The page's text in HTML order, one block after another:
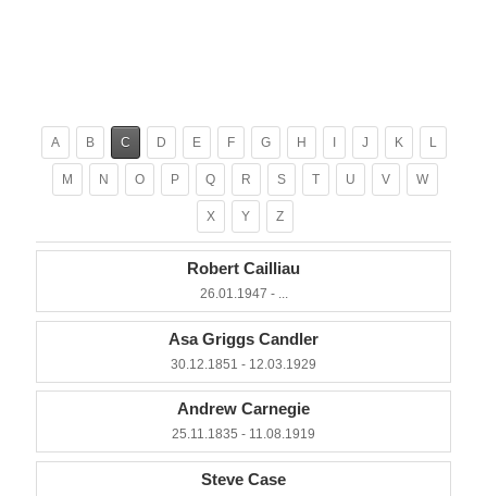
A B C D E F G H I J K L
M N O P Q R S T U V W
X Y Z
Robert Cailliau
26.01.1947 - ...
Asa Griggs Candler
30.12.1851 - 12.03.1929
Andrew Carnegie
25.11.1835 - 11.08.1919
Steve Case